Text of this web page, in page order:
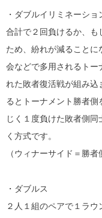
・ダブルイリミネーショ
合計で２回負けるか、
ため、紛れが減ること
会などで多用されるトー
れた敗者復活戦が組み込
るとトーナメント勝者側
じく１度負けた敗者側
く方式です。
（ウィナーサイド＝勝
・ダブルス
２人１組のペアで１ラ